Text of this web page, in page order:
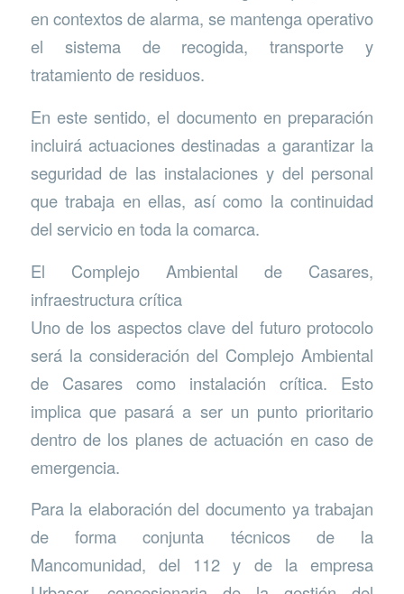
en contextos de alarma, se mantenga operativo
el sistema de recogida, transporte y
tratamiento de residuos.
En este sentido, el documento en preparación
incluirá actuaciones destinadas a garantizar la
seguridad de las instalaciones y del personal
que trabaja en ellas, así como la continuidad
del servicio en toda la comarca.
El Complejo Ambiental de Casares,
infraestructura crítica
Uno de los aspectos clave del futuro protocolo
será la consideración del Complejo Ambiental
de Casares como instalación crítica. Esto
implica que pasará a ser un punto prioritario
dentro de los planes de actuación en caso de
emergencia.
Para la elaboración del documento ya trabajan
de forma conjunta técnicos de la
Mancomunidad, del 112 y de la empresa